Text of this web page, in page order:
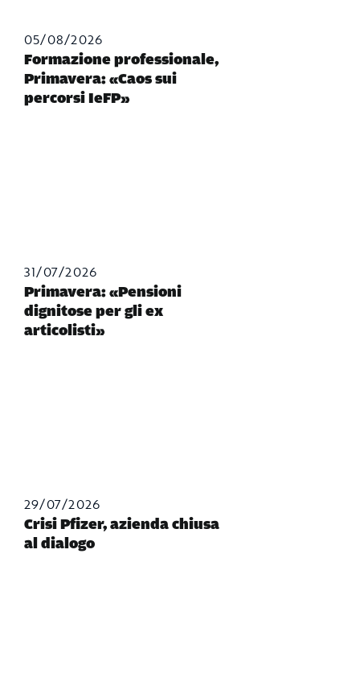
05/08/2026
Formazione professionale,
Primavera: «Caos sui
percorsi IeFP»
31/07/2026
Primavera: «Pensioni
dignitose per gli ex
articolisti»
29/07/2026
Crisi Pfizer, azienda chiusa
al dialogo